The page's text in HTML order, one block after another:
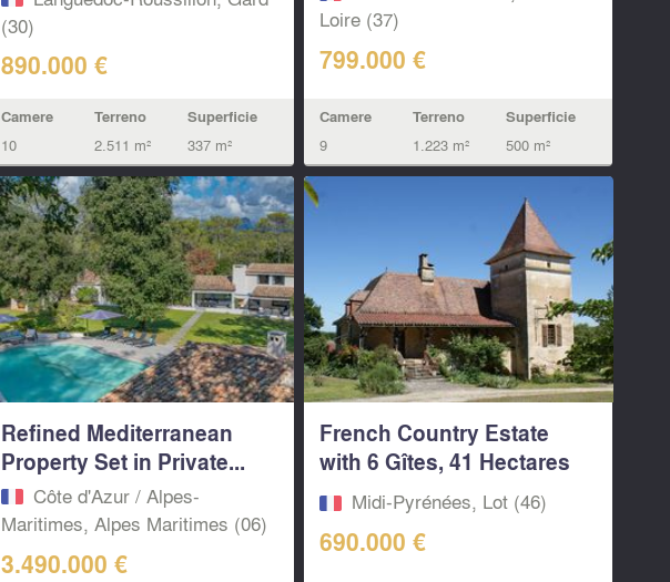
(30)
890.000 €
Camere
10
Terreno
2.511 m²
Superficie
337 m²
Loire (37)
799.000 €
Camere
9
Terreno
1.223 m²
Superficie
500 m²
Refined Mediterranean
Property Set in Private...
Côte d'Azur / Alpes-
Maritimes, Alpes Maritimes (06)
3.490.000 €
French Country Estate
with 6 Gîtes, 41 Hectares
&... Midi-Pyrénées, Lot (46)
690.000 €